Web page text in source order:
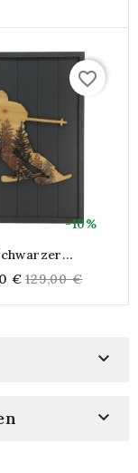
-10%
favorite_border
Tisch Berg
Für Modernes
€ Regular
price
129,00 €

